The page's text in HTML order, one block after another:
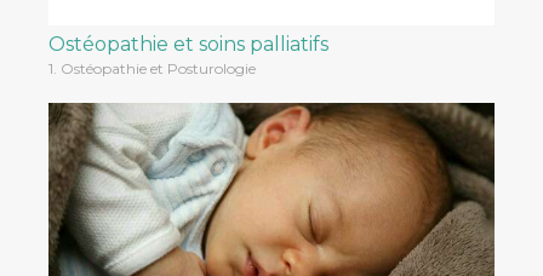
Ostéopathie et soins palliatifs
1. Ostéopathie et Posturologie